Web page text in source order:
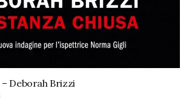
Deborah Brizzi